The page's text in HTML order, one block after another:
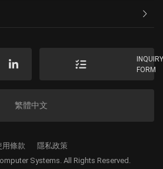
FORM
繁體中文
Systems. All Rights Reserved.
用條款 隱私政策